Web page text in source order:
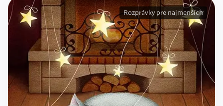
Rozprávky pre najmenších